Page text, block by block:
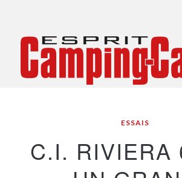
ESSAIS
C.I. RIVIERA